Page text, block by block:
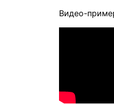
Видео-